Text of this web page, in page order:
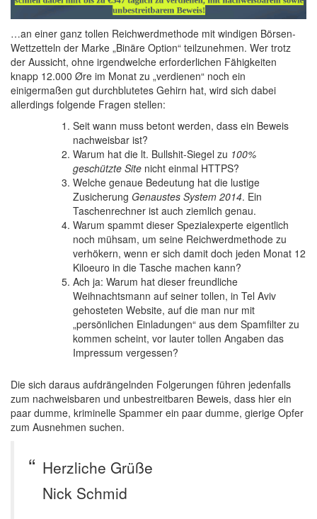
…an einer ganz tollen Reichwerdmethode mit windigen Börsen-
Wettzetteln der Marke „Binäre Option“ teilzunehmen. Wer trotz
der Aussicht, ohne irgendwelche erforderlichen Fähigkeiten
knapp 12.000 Øre im Monat zu „verdienen“ noch ein
einigermaßen gut durchblutetes Gehirn hat, wird sich dabei
allerdings folgende Fragen stellen:
Seit wann muss betont werden, dass ein Beweis
nachweisbar ist?
Warum hat die lt. Bullshit-Siegel zu 100%
geschützte Site nicht einmal HTTPS?
Welche genaue Bedeutung hat die lustige
Zusicherung Genaustes System 2014. Ein
Taschenrechner ist auch ziemlich genau.
Warum spammt dieser Spezialexperte eigentlich
noch mühsam, um seine Reichwerdmethode zu
verhökern, wenn er sich damit doch jeden Monat 12
Kiloeuro in die Tasche machen kann?
Ach ja: Warum hat dieser freundliche
Weihnachtsmann auf seiner tollen, in Tel Aviv
gehosteten Website, auf die man nur mit
„persönlichen Einladungen“ aus dem Spamfilter zu
kommen scheint, vor lauter tollen Angaben das
Impressum vergessen?
Die sich daraus aufdrängelnden Folgerungen führen jedenfalls
zum nachweisbaren und unbestreitbaren Beweis, dass hier ein
paar dumme, kriminelle Spammer ein paar dumme, gierige Opfer
zum Ausnehmen suchen.
Herzliche Grüße
Nick Schmid